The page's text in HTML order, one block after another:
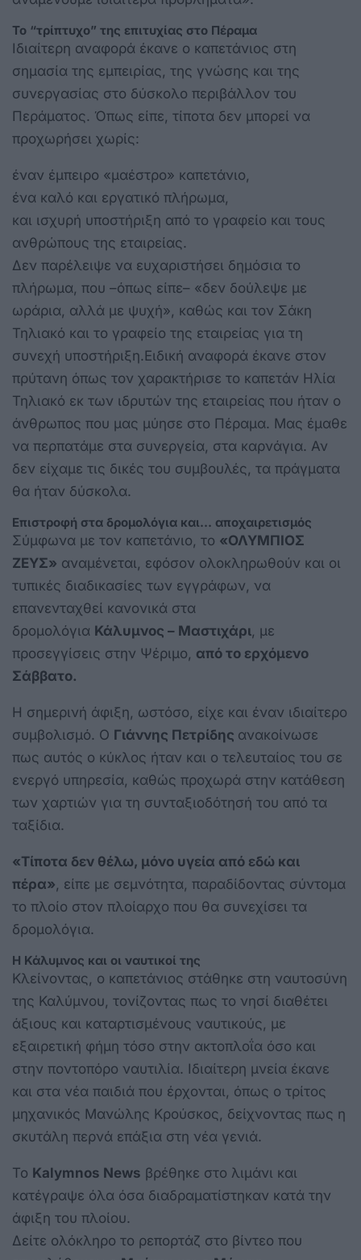
Το “τρίπτυχο” της επιτυχίας στο Πέραμα
Ιδιαίτερη αναφορά έκανε ο καπετάνιος στη
σημασία της εμπειρίας, της γνώσης και της
συνεργασίας στο δύσκολο περιβάλλον του
Περάματος. Όπως είπε, τίποτα δεν μπορεί να
προχωρήσει χωρίς:
έναν έμπειρο «μαέστρο» καπετάνιο,
ένα καλό και εργατικό πλήρωμα,
και ισχυρή υποστήριξη από το γραφείο και τους
ανθρώπους της εταιρείας.
Δεν παρέλειψε να ευχαριστήσει δημόσια το
πλήρωμα, που –όπως είπε– «δεν δούλεψε με
ωράρια, αλλά με ψυχή», καθώς και τον Σάκη
Τηλιακό και το γραφείο της εταιρείας για τη
συνεχή υποστήριξη.Ειδική αναφορά έκανε στον
πρύτανη όπως τον χαρακτήρισε το καπετάν Ηλία
Τηλιακό εκ των ιδρυτών της εταιρείας που ήταν ο
άνθρωπος που μας μύησε στο Πέραμα. Μας έμαθε
να περπατάμε στα συνεργεία, στα καρνάγια. Αν
δεν είχαμε τις δικές του συμβουλές, τα πράγματα
θα ήταν δύσκολα.
Επιστροφή στα δρομολόγια και… αποχαιρετισμός
Σύμφωνα με τον καπετάνιο, το «ΟΛΥΜΠΙΟΣ
ΖΕΥΣ» αναμένεται, εφόσον ολοκληρωθούν και οι
τυπικές διαδικασίες των εγγράφων, να
επανενταχθεί κανονικά στα
δρομολόγια Κάλυμνος – Μαστιχάρι , με
προσεγγίσεις στην Ψέριμο, από το ερχόμενο
Σάββατο.
Η σημερινή άφιξη, ωστόσο, είχε και έναν ιδιαίτερο
συμβολισμό. Ο Γιάννης Πετρίδης ανακοίνωσε
πως αυτός ο κύκλος ήταν και ο τελευταίος του σε
ενεργό υπηρεσία, καθώς προχωρά στην κατάθεση
των χαρτιών για τη συνταξιοδότησή του από τα
ταξίδια.
«Τίποτα δεν θέλω, μόνο υγεία από εδώ και
πέρα» , είπε με σεμνότητα, παραδίδοντας σύντομα
το πλοίο στον πλοίαρχο που θα συνεχίσει τα
δρομολόγια.
Η Κάλυμνος και οι ναυτικοί της
Κλείνοντας, ο καπετάνιος στάθηκε στη ναυτοσύνη
της Καλύμνου, τονίζοντας πως το νησί διαθέτει
άξιους και καταρτισμένους ναυτικούς, με
εξαιρετική φήμη τόσο στην ακτοπλοΐα όσο και
στην ποντοπόρο ναυτιλία. Ιδιαίτερη μνεία έκανε
και στα νέα παιδιά που έρχονται, όπως ο τρίτος
μηχανικός Μανώλης Κρούσκος, δείχνοντας πως η
σκυτάλη περνά επάξια στη νέα γενιά.
Το Kalymnos News βρέθηκε στο λιμάνι και
κατέγραψε όλα όσα διαδραματίστηκαν κατά την
άφιξη του πλοίου.
Δείτε ολόκληρο το ρεπορτάζ στο βίντεο που